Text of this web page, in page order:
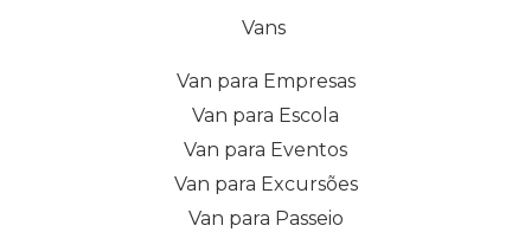
Vans
Van para Empresas
Van para Escola
Van para Eventos
Van para Excursões
Van para Passeio